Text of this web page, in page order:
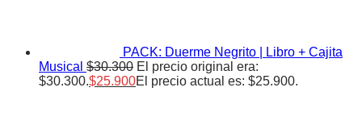
PACK: Duerme Negrito | Libro + Cajita
Musical $30.300 El precio original era:
$30.300.$25.900El precio actual es: $25.900.